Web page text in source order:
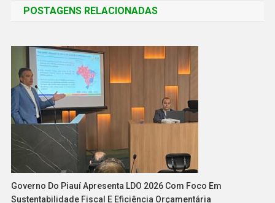
POSTAGENS RELACIONADAS
Governo Do Piauí Apresenta LDO 2026 Com Foco Em
Sustentabilidade Fiscal E Eficiência Orçamentária